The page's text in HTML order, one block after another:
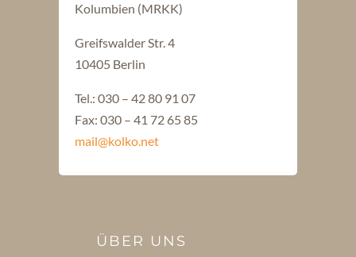
Kolumbien (MRKK)
Greifswalder Str. 4
10405 Berlin
Tel.: 030 – 42 80 91 07
Fax: 030 – 41 72 65 85
mail@kolko.net
ÜBER UNS